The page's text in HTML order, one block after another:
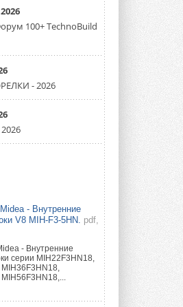
землячества в
Тимошенко посетил
рабочим визитом ...
чиллер AquaEdge
хладагенте R1234ze ...
ЦОД
использование
инверторов
Федеральная
США (FCC) обновила
перечень Covered ...
100+ TechnoBuild
- 2026
- Внутренние
V8 MIH-F3-5HN. pdf,
- Внутренние
серии MIH22F3HN18,